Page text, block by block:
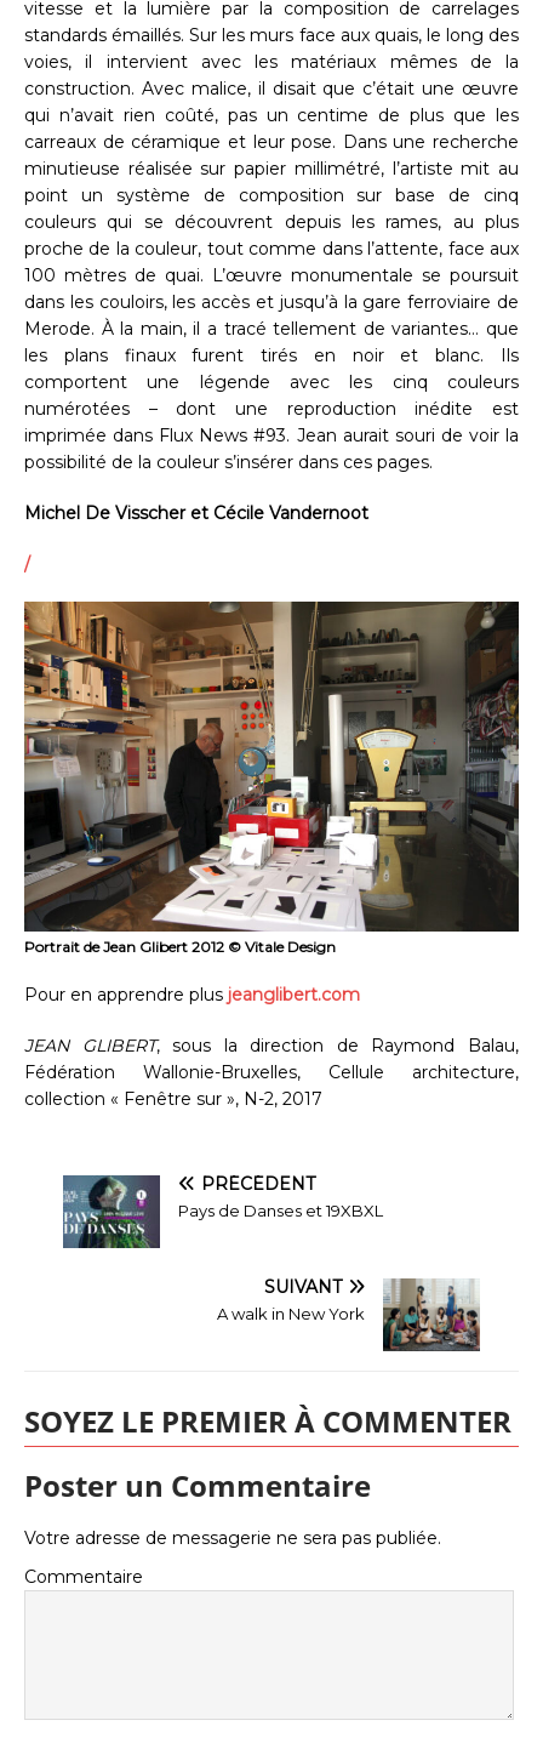
vitesse et la lumière par la composition de carrelages
standards émaillés. Sur les murs face aux quais, le long des
voies, il intervient avec les matériaux mêmes de la
construction. Avec malice, il disait que c’était une œuvre
qui n’avait rien coûté, pas un centime de plus que les
carreaux de céramique et leur pose. Dans une recherche
minutieuse réalisée sur papier millimétré, l’artiste mit au
point un système de composition sur base de cinq
couleurs qui se découvrent depuis les rames, au plus
proche de la couleur, tout comme dans l’attente, face aux
100 mètres de quai. L’œuvre monumentale se poursuit
dans les couloirs, les accès et jusqu’à la gare ferroviaire de
Merode. À la main, il a tracé tellement de variantes… que
les plans finaux furent tirés en noir et blanc. Ils
comportent une légende avec les cinq couleurs
numérotées – dont une reproduction inédite est
imprimée dans Flux News #93. Jean aurait souri de voir la
possibilité de la couleur s’insérer dans ces pages.
Michel De Visscher et Cécile Vandernoot
/
Portrait de Jean Glibert 2012 © Vitale Design
Pour en apprendre plus jeanglibert.com
JEAN GLIBERT, sous la direction de Raymond Balau,
Fédération Wallonie-Bruxelles, Cellule architecture,
collection « Fenêtre sur », N-2, 2017
PRÉCÉDENT
Pays de Danses et 19XBXL
SUIVANT
A walk in New York
SOYEZ LE PREMIER À COMMENTER
Poster un Commentaire
Votre adresse de messagerie ne sera pas publiée.
Commentaire